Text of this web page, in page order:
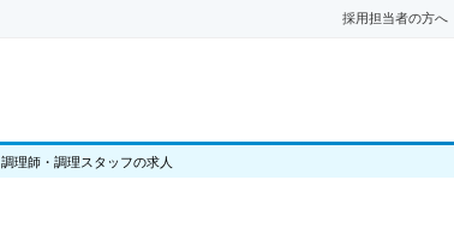
採用担当者の方へ
理師・調理スタッフの求人